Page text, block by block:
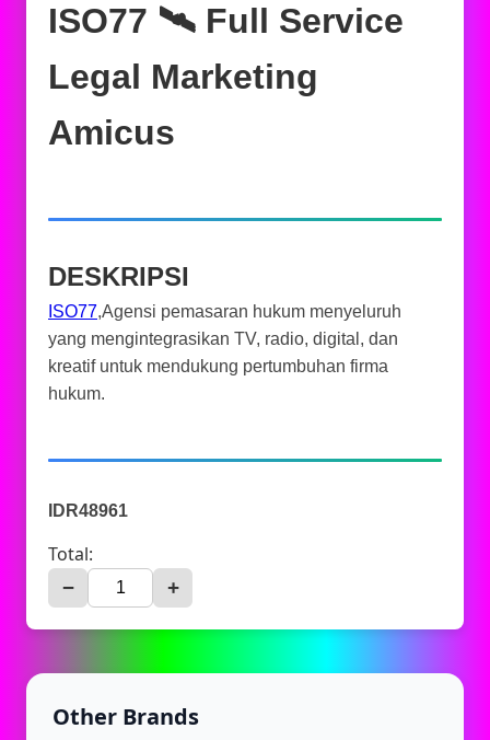
ISO77 🛰️‍ Full Service
Legal Marketing
Amicus
DESKRIPSI
ISO77,Agensi pemasaran hukum menyeluruh
yang mengintegrasikan TV, radio, digital, dan
kreatif untuk mendukung pertumbuhan firma
hukum.
IDR48961
Total:
− +
Other Brands